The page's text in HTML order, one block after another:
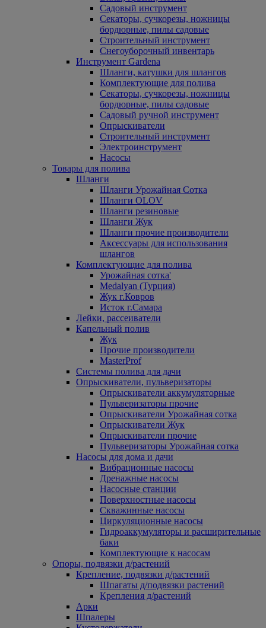
Садовый инструмент
Секаторы, сучкорезы, ножницы
бордюрные, пилы садовые
Строительный инструмент
Снегоуборочный инвентарь
Инструмент Gardena
Шланги, катушки для шлангов
Комплектующие для полива
Секаторы, сучкорезы, ножницы
бордюрные, пилы садовые
Садовый ручной инструмент
Опрыскиватели
Строительный инструмент
Электроинструмент
Насосы
Товары для полива
Шланги
Шланги Урожайная Сотка
Шланги OLOV
Шланги резиновые
Шланги Жук
Шланги прочие производители
Аксессуары для использования
шлангов
Комплектующие для полива
Урожайная сотка'
Medalyan (Турция)
Жук г.Ковров
Исток г.Самара
Лейки, рассеиватели
Капельный полив
Жук
Прочие производители
MasterProf
Системы полива для дачи
Опрыскиватели, пульверизаторы
Опрыскиватели аккумуляторные
Пульверизаторы прочие
Опрыскиватели Урожайная сотка
Опрыскиватели Жук
Опрыскиватели прочие
Пульверизаторы Урожайная сотка
Насосы для дома и дачи
Вибрационные насосы
Дренажные насосы
Насосные станции
Поверхностные насосы
Скважинные насосы
Циркуляционные насосы
Гидроаккумуляторы и расширительные
баки
Комплектующие к насосам
Опоры, подвязки д/растений
Крепление, подвязки д/растений
Шпагаты д/подвязки растений
Крепления д/растений
Арки
Шпалеры